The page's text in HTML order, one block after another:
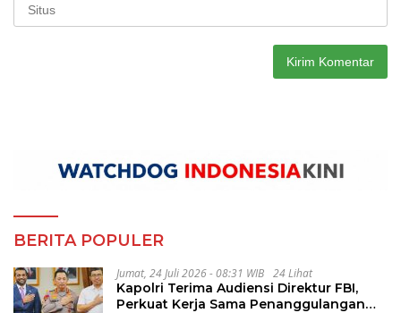
BERITA POPULER
Jumat, 24 Juli 2026 - 08:31 WIB 24 Lihat
Kapolri Terima Audiensi Direktur FBI,
Perkuat Kerja Sama Penanggulangan